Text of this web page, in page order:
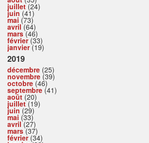
juillet(24)
juin (41)
mai (73)
avril(64)
mars(46)
février(33)
janvier(19)
2019
décembre (25)
novembre (39)
octobre (46)
septembre (41)
août (20)
juillet(19)
juin (29)
mai (33)
avril(27)
mars(37)
février(34)